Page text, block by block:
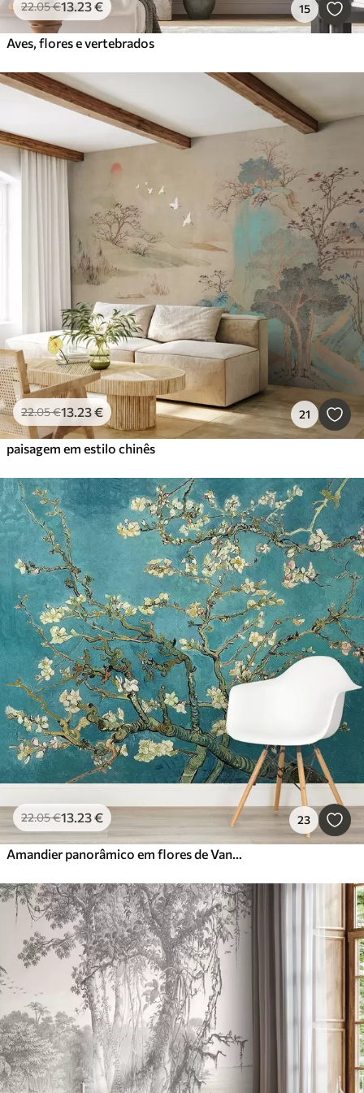
22.05€13.23€ 15
Aves, flores e vertebrados
22.05€13.23€ 21
paisagem em estilo chinês
22.05€13.23€ 23
Amandier panorâmico em flores de Van Gogh